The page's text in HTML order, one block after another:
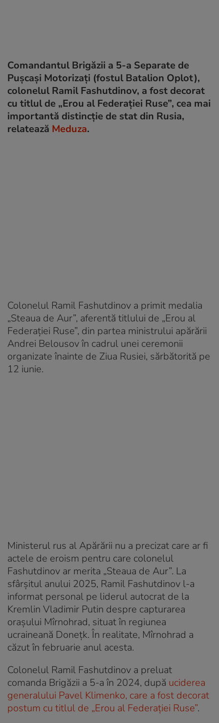
Comandantul Brigăzii a 5-a Separate de
Pușcași Motorizați (fostul Batalion Oplot),
colonelul Ramil Fashutdinov, a fost decorat
cu titlul de „Erou al Federației Ruse”, cea mai
importantă distincție de stat din Rusia,
relatează Meduza.
Colonelul Ramil Fashutdinov a primit medalia
„Steaua de Aur”, aferentă titlului de „Erou al
Federației Ruse”, din partea ministrului apărării
Andrei Belousov în cadrul unei ceremonii
organizate înainte de Ziua Rusiei, sărbătorită pe
12 iunie.
Ministerul rus al Apărării nu a precizat care ar fi
actele de eroism pentru care colonelul
Fashutdinov ar merita „Steaua de Aur”. La
sfârșitul anului 2025, Ramil Fashutdinov l-a
informat personal pe liderul autocrat de la
Kremlin Vladimir Putin despre capturarea
orașului Mîrnohrad, situat în regiunea
ucraineană Donețk. În realitate, Mîrnohrad a
căzut în februarie anul acesta.
Colonelul Ramil Fashutdinov a preluat
comanda Brigăzii a 5-a în 2024, după uciderea
generalului Pavel Klimenko, care a fost decorat
postum cu titlul de „Erou al Federației Ruse”.